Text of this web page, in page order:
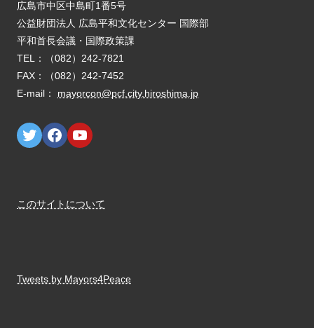
E-mail： mayorcon@pcf.city.hiroshima.jp
このサイトについて
Tweets by Mayors4Peace